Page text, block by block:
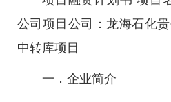
公司项目公司：龙海石化
中转库项目
一．企业简介